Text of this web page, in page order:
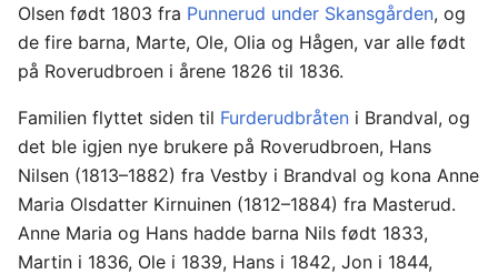
Olsen født 1803 fra Punnerud under Skansgården, og
de fire barna, Marte, Ole, Olia og Hågen, var alle født
på Roverudbroen i årene 1826 til 1836.
Familien flyttet siden til Furderudbråten i Brandval, og
det ble igjen nye brukere på Roverudbroen, Hans
Nilsen (1813–1882) fra Vestby i Brandval og kona Anne
Maria Olsdatter Kirnuinen (1812–1884) fra Masterud.
Anne Maria og Hans hadde barna Nils født 1833,
Martin i 1836, Ole i 1839, Hans i 1842, Jon i 1844,